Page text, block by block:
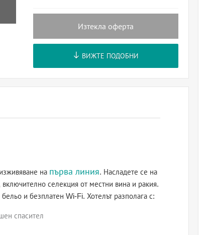
Изтекла оферта
ВИЖТЕ ПОДОБНИ
на първа линия. Насладете се на
селекция от местни вина и ракия.
и безплатен Wi-Fi. Хотелът разполага с:
спасител